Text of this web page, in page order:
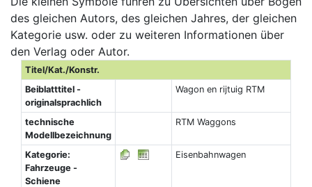
des gleichen Autors, des gleichen Jahres, der gleichen
Kategorie usw. oder zu weiteren Informationen über
den Verlag oder Autor.
Titel/Kat./Konstr.
Beiblatttitel -
originalsprachlich
Wagon en rijtuig RTM
technische
Modellbezeichnung
RTM Waggons
Kategorie:
Fahrzeuge -
Schiene
Eisenbahnwagen